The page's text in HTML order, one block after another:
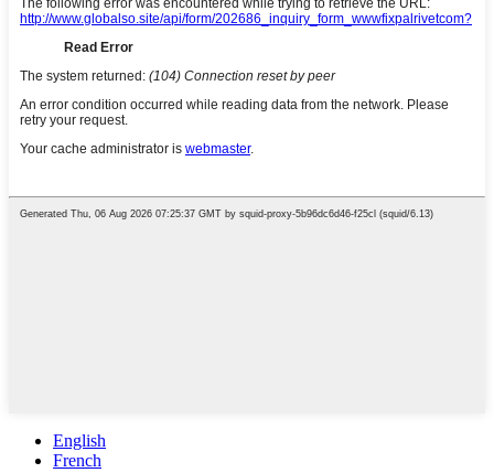
English
French